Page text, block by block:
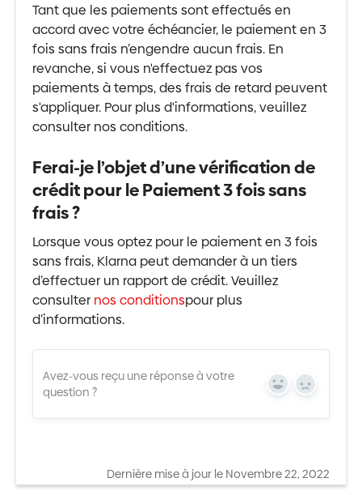
Tant que les paiements sont effectués en
accord avec votre échéancier, le paiement en 3
fois sans frais n’engendre aucun frais. En
revanche, si vous n'effectuez pas vos
paiements à temps, des frais de retard peuvent
s'appliquer. Pour plus d'informations, veuillez
consulter nos conditions.
Ferai-je l’objet d’une vérification de
crédit pour le Paiement 3 fois sans
frais ?
Lorsque vous optez pour le paiement en 3 fois
sans frais, Klarna peut demander à un tiers
d’effectuer un rapport de crédit. Veuillez
consulter nos conditionspour plus
d’informations.
Avez-vous reçu une réponse à votre
question ?
Yes No
Dernière mise à jour le Novembre 22, 2022